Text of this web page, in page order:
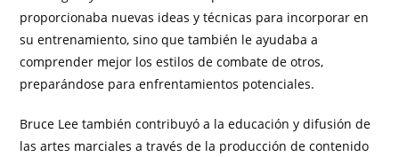
proporcionaba nuevas ideas y técnicas para incorporar en
su entrenamiento, sino que también le ayudaba a
comprender mejor los estilos de combate de otros,
preparándose para enfrentamientos potenciales.
Bruce Lee también contribuyó a la educación y difusión de
las artes marciales a través de la producción de contenido